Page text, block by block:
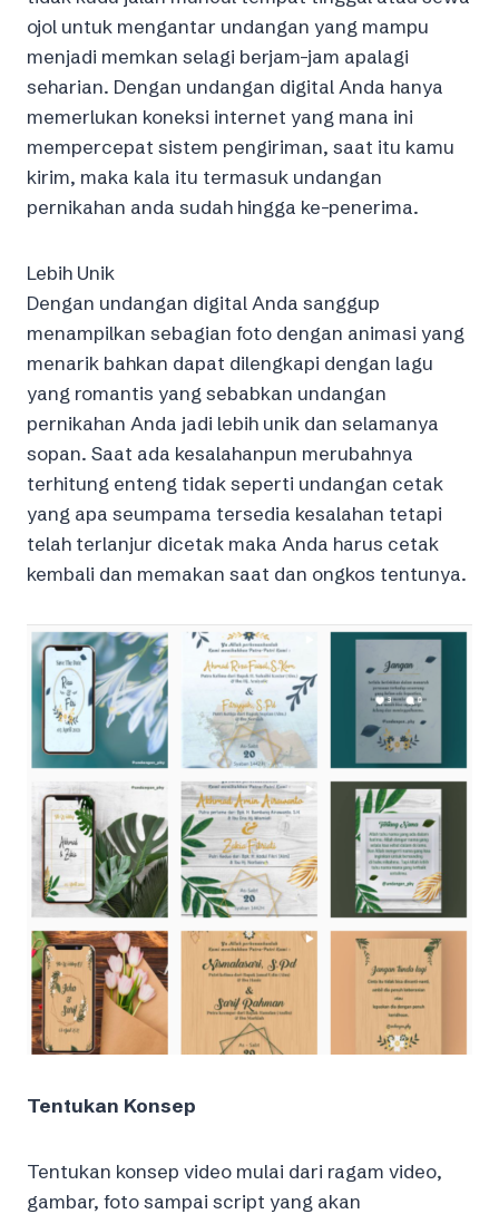
ojol untuk mengantar undangan yang mampu
menjadi memkan selagi berjam-jam apalagi
seharian. Dengan undangan digital Anda hanya
memerlukan koneksi internet yang mana ini
mempercepat sistem pengiriman, saat itu kamu
kirim, maka kala itu termasuk undangan
pernikahan anda sudah hingga ke-penerima.
Lebih Unik
Dengan undangan digital Anda sanggup
menampilkan sebagian foto dengan animasi yang
menarik bahkan dapat dilengkapi dengan lagu
yang romantis yang sebabkan undangan
pernikahan Anda jadi lebih unik dan selamanya
sopan. Saat ada kesalahanpun merubahnya
terhitung enteng tidak seperti undangan cetak
yang apa seumpama tersedia kesalahan tetapi
telah terlanjur dicetak maka Anda harus cetak
kembali dan memakan saat dan ongkos tentunya.
Tentukan Konsep
Tentukan konsep video mulai dari ragam video,
gambar, foto sampai script yang akan